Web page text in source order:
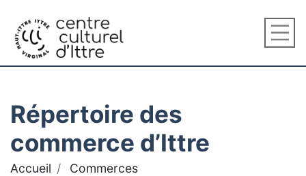
Répertoire des
commerce d’Ittre
Accueil Commerces